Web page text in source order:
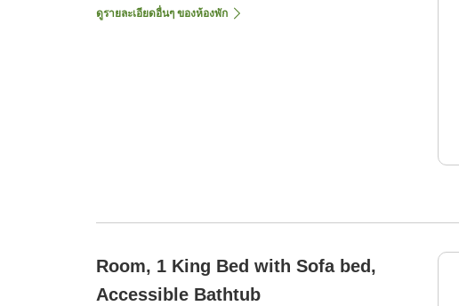
ดูรายละเอียดอื่นๆ ของห้องพัก
Room, 1 King Bed with Sofa bed,
Accessible Bathtub